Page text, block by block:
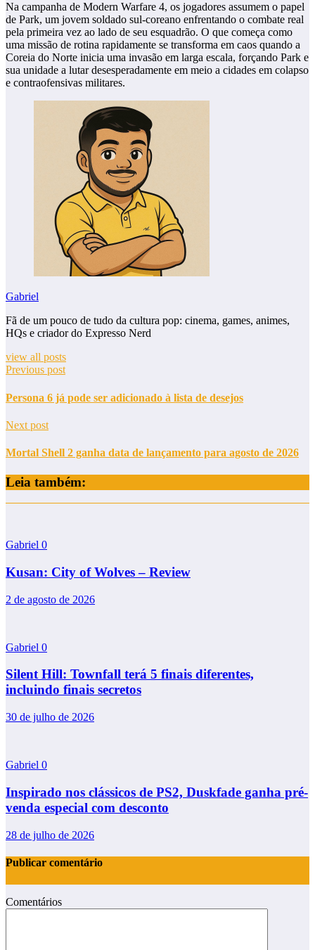
Na campanha de Modern Warfare 4, os jogadores assumem o papel
de Park, um jovem soldado sul-coreano enfrentando o combate real
pela primeira vez ao lado de seu esquadrão. O que começa como
uma missão de rotina rapidamente se transforma em caos quando a
Coreia do Norte inicia uma invasão em larga escala, forçando Park e
sua unidade a lutar desesperadamente em meio a cidades em colapso
e contraofensivas militares.
Gabriel
Fã de um pouco de tudo da cultura pop: cinema, games, animes,
HQs e criador do Expresso Nerd
view all posts
Previous post
Persona 6 já pode ser adicionado à lista de desejos
Next post
Mortal Shell 2 ganha data de lançamento para agosto de 2026
Leia também:
Gabriel 0
Kusan: City of Wolves – Review
2 de agosto de 2026
Gabriel 0
Silent Hill: Townfall terá 5 finais diferentes,
incluindo finais secretos
30 de julho de 2026
Gabriel 0
Inspirado nos clássicos de PS2, Duskfade ganha pré-
venda especial com desconto
28 de julho de 2026
Publicar comentário
Comentários